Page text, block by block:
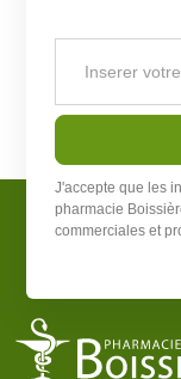
J'accepte que les
pharmacie
commerciales et